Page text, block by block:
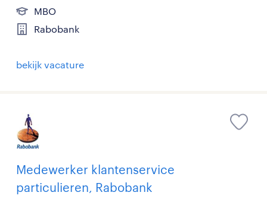
MBO
Rabobank
bekijk vacature
Medewerker klantenservice
particulieren, Rabobank